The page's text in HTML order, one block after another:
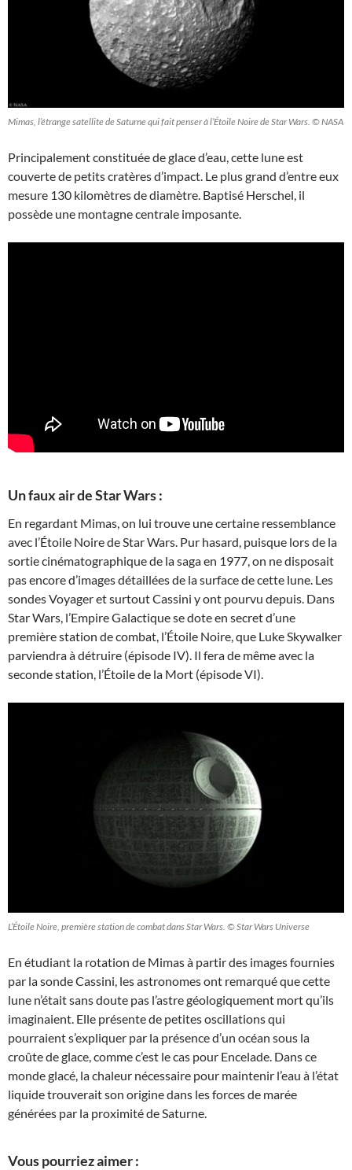
Mimas, l’étrange satellite de Saturne qui fait penser à l’Étoile Noire de Star Wars. © NASA
Principalement constituée de glace d’eau, cette lune est
couverte de petits cratères d’impact. Le plus grand d’entre eux
mesure 130 kilomètres de diamètre. Baptisé Herschel, il
possède une montagne centrale imposante.
Un faux air de Star Wars :
En regardant Mimas, on lui trouve une certaine ressemblance
avec l’Étoile Noire de Star Wars. Pur hasard, puisque lors de la
sortie cinématographique de la saga en 1977, on ne disposait
pas encore d’images détaillées de la surface de cette lune. Les
sondes Voyager et surtout Cassini y ont pourvu depuis. Dans
Star Wars, l’Empire Galactique se dote en secret d’une
première station de combat, l’Étoile Noire, que Luke Skywalker
parviendra à détruire (épisode IV). Il fera de même avec la
seconde station, l’Étoile de la Mort (épisode VI).
L’Étoile Noire, première station de combat dans Star Wars. © Star Wars Universe
En étudiant la rotation de Mimas à partir des images fournies
par la sonde Cassini, les astronomes ont remarqué que cette
lune n’était sans doute pas l’astre géologiquement mort qu’ils
imaginaient. Elle présente de petites oscillations qui
pourraient s’expliquer par la présence d’un océan sous la
croûte de glace, comme c’est le cas pour Encelade. Dans ce
monde glacé, la chaleur nécessaire pour maintenir l’eau à l’état
liquide trouverait son origine dans les forces de marée
générées par la proximité de Saturne.
Vous pourriez aimer :